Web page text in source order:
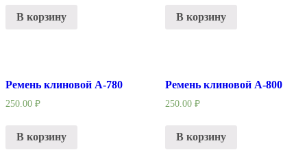
В корзину В корзину
Ремень клиновой А-780
250.00 ₽
В корзину
Ремень клиновой А-800
250.00 ₽
В корзину